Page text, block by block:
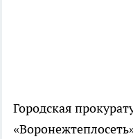
Городская